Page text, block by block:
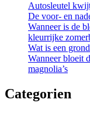
Autosleutel
De voor- en
Wanneer is de
kleurrijke
Wat is een
Wanneer bloeit
magnolia’s
Categorien